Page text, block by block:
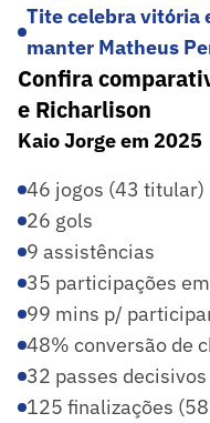
Tite celebra vitória
manter Matheus
Confira
e Richarlison
Kaio Jorge em 2025
46 jogos (43 titular)
26 gols
9 assistências
35 participações
99 mins p/
48% conversão de
32 passes decisivos
125 finalizações